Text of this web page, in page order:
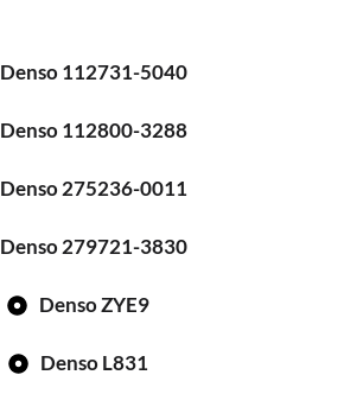
Denso 112731-5040
Denso 112800-3288
Denso 275236-0011
Denso 279721-3830
Denso ZYE9
Denso L831